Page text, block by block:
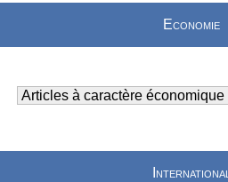
Economie
International